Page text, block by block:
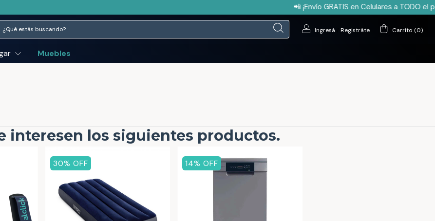
📲 ¡Envío GRATIS en Celulares a TODO el
Ingresá Registráte Carrito (0)
Muebles
interesen los siguientes productos.
30% OFF 14% OFF